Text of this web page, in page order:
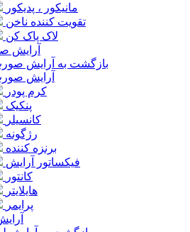
مانیکور ، پدیکور
تقویت کننده ناخن
لاک پاک کن
آرایش
بازگشت به آرایش
آرایش
کرم پودر
پنکیک
کانسیلر
رژگونه
برنزه کننده
فیکساتور آرایش
کانتور
هایلایتر
پرایمر